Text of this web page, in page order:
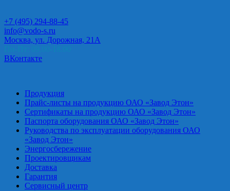
+7 (495) 294-88-45
info@vodo-s.ru
Москва, ул. Дорожная, 21А
ВКонтакте
Продукция
Прайс-листы на продукцию ОАО «Завод Этон»
Сертификаты на продукцию ОАО «Завод Этон»
Паспорта оборудования ОАО «Завод Этон»
Руководства по эксплуатации оборудования ОАО
«Завод Этон»
Энергосбережение
Проектировщикам
Доставка
Гарантия
Сервисный центр